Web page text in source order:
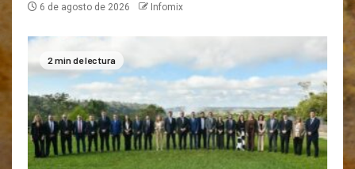
6 de agosto de 2026 Infomix
2 min de lectura